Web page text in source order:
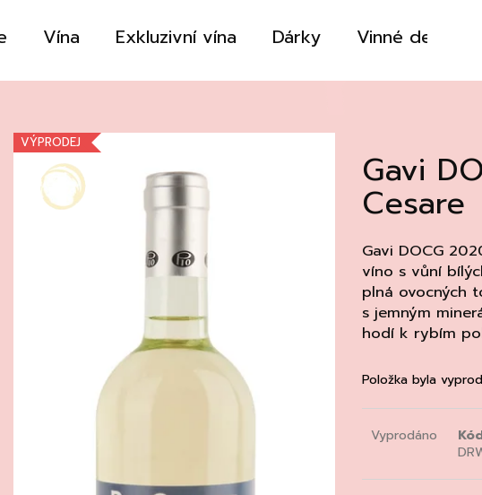
Vína Exkluzivní vína Dárky Vinné destiláty
Gavi
Cesare
Gavi DOCG
víno s vůní
plná ovocných
s jemným
hodí k rybím
Položka byla
Vyprodáno
VÝPRODEJ
Doporučujeme
CHATELDON, VODA PERLIVÁ
DEGUSTACE DOMAINE